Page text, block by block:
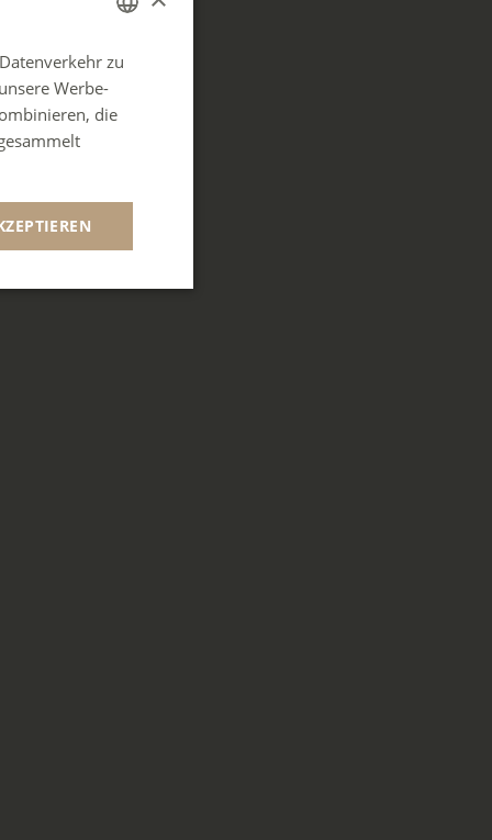
FRENCH
ENGLISH
GERMAN
ITALIAN
zu
Werbe-
die